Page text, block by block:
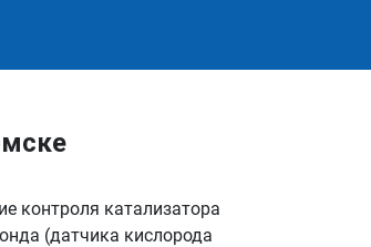
контроля катализатора
(датчика кислорода